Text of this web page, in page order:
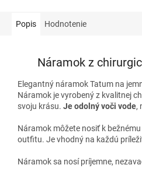
Popis Hodnotenie
Náramok z
Elegantný náramok Tatum na
Náramok je vyrobený z kvalitnej
svoju krásu. Je odolný voči vode,
Náramok môžete nosiť k
outfitu. Je vhodný na každú
Náramok sa nosí príjemne,